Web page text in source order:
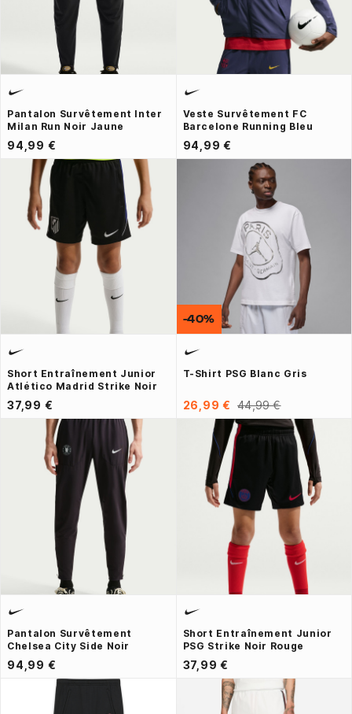
Pantalon Survêtement Inter
Milan Run Noir Jaune
94,99 €
Veste Survêtement FC
Barcelone Running Bleu
94,99 €
Short Entraînement Junior
Atlético Madrid Strike Noir
37,99 €
T-Shirt PSG Blanc Gris
26,99 € 44,99 €
-40%
Pantalon Survêtement
Chelsea City Side Noir
94,99 €
Short Entraînement Junior
PSG Strike Noir Rouge
37,99 €